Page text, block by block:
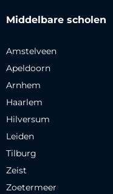
Middelbare scholen
Amstelveen
Apeldoorn
Arnhem
Haarlem
Hilversum
Leiden
Tilburg
Zeist
Zoetermeer